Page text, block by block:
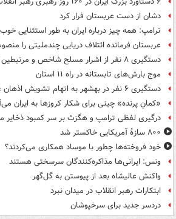
دشان از دست عربستان فرار کرد
ترامپ: همه چیز درباره ایران به طور استثنایی
عربستان فرمانده ائتلاف دریایی چندملیتی را
دستگیری ۸ نفر از اشرار مسلح شاخص و مرتبطین گروهک های تروریستی
موج بارش‌های تابستانه در راه ۱۱ استان
دستگیری ۶ نفر در بهشهر به اتهام تشویش اذهان عمومی
«کمانِ پرنده» چینی برای شکار کروزها به ایران
درگیری لفظی ترامپ و هگزث بر سر کمبود ذخایر
۸۰۰ سازۀ آمریکایی خاکستر شد
خود فروخته‌ها چطور با موساد همکاری می‌کردند؟
ونس: ایرانی‌ها مذاکره‌کنندگان سرسختی هستند
واکنش عالیشاه بعد از پیوستن به گل‌گهر
ابتکارات رهبر انقلاب در میدان نبرد
دردسر جدید برای سرخپوشان